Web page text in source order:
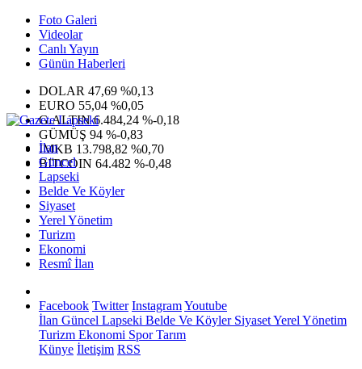
Foto Galeri
Videolar
Canlı Yayın
Günün Haberleri
DOLAR 47,69 %0,13
EURO 55,04 %0,05
G.ALTIN6.484,24 %-0,18
GÜMÜŞ 94 %-0,83
IMKB 13.798,82 %0,70
BITCOIN 64.482 %-0,48
İlan
Güncel
Lapseki
Belde Ve Köyler
Siyaset
Yerel Yönetim
Turizm
Ekonomi
Resmî İlan
Facebook Twitter InstagramYoutube
İlan Güncel Lapseki Belde Ve KöylerSiyasetYerel Yönetim
Turizm Ekonomi SporTarım
Künye İletişim RSS